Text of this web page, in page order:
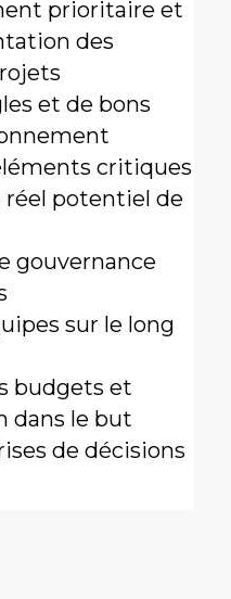
prioritaire et
des
et de bons
critiques
potentiel de
gouvernance
sur le long
budgets et
dans le but
de décisions